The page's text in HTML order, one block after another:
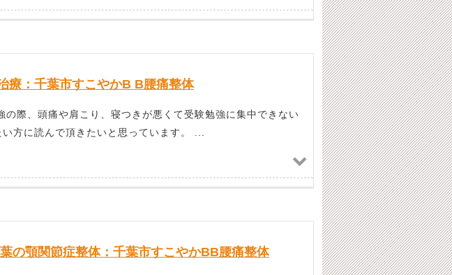
：千葉市すこやかB B腰痛整体
際、頭痛や肩こり、寝つきが悪くて受験勉強に集中できない
方に読んで頂きたいと思っています。 ...
の顎関節症整体：千葉市すこやかBB腰痛整体